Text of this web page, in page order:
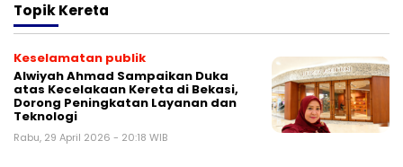
TopikKereta
Keselamatan publik
Alwiyah Ahmad Sampaikan Duka
atas Kecelakaan Kereta di Bekasi,
Dorong Peningkatan Layanan dan
Teknologi
Rabu, 29 April 2026 - 20:18 WIB